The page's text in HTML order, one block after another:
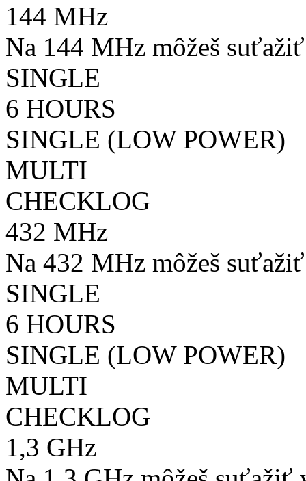
144 MHz
Na 144 MHz môžeš
SINGLE
6 HOURS
SINGLE (LOW POWER)
MULTI
CHECKLOG
432 MHz
Na 432 MHz môžeš
SINGLE
6 HOURS
SINGLE (LOW POWER)
MULTI
CHECKLOG
1,3 GHz